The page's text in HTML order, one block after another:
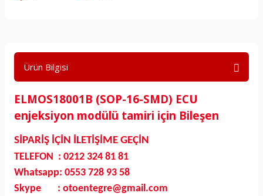
Ürün Bilgisi
ELMOS18001B (SOP-16-SMD) ECU
enjeksiyon modülü tamiri için Bileşen
SİPARİŞ İÇİN İLETİŞİME GEÇİN
TELEFON : 0212 324 81 81
Whatsapp: 0553 728 93 58
Skype : otoentegre@gmail.com